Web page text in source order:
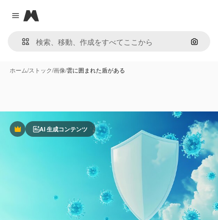
Close menu
Magnific
画像で
ホーム/ストック/画像/雲に囲まれた盾がある
PremiumAI 生成コンテンツ